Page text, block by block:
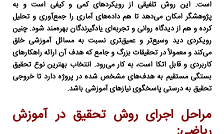
است. این روش تلفیقی از رویکردهای کمی و کیفی است و به
پژوهشگر امکان می‌دهد تا هم داده‌های آماری را جمع‌آوری و تحلیل
کرده و هم از دیدگاه روانی و تجربه‌ای یادگیرندگان بهره‌مند شود. چنین
رویکردی دید وسیع‌تر و عمیق‌تری نسبت به مسائل آموزشی خلق
می‌کند و معمولاً در تحقیقات بزرگ و جامع که هدف آن ارائه راهکارهای
کاربردی و قابل اتکا است، به کار می‌رود. انتخاب بهترین نوع تحقیق
بستگی مستقیم به هدف‌های مشخص شده در پروژه دارد تا خروجی
تحقیق به درستی پاسخگوی نیازهای آموزشی باشد.
مراحل اجرای روش تحقیق در آموزش